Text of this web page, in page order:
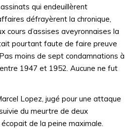
qui endeuillèrent
défrayèrent la chronique,
cours d’assises aveyronnaises la
pourtant faute de faire preuve
moins de sept condamnations à
1947 et 1952. Aucune ne fut
Lopez, jugé pour une attaque
du meurtre de deux
de la peine maximale.